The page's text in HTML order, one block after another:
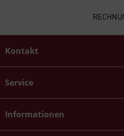
Kontakt
Service
Informationen